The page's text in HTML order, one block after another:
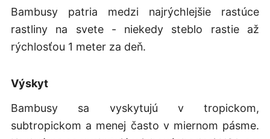
Bambusy patria medzi najrýchlejšie rastúce
rastliny na svete - niekedy steblo rastie až
rýchlosťou 1 meter za deň.
Výskyt
Bambusy sa vyskytujú v tropickom,
subtropickom a menej často v miernom pásme.